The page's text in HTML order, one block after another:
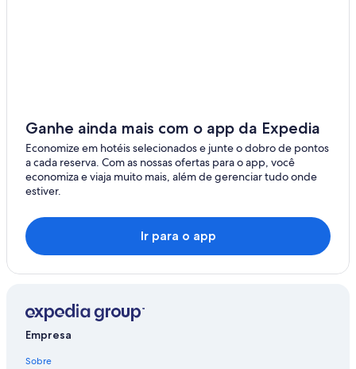
Ganhe ainda mais com o app da Expedia
Economize em hotéis selecionados e junte o dobro de pontos
a cada reserva. Com as nossas ofertas para o app, você
economiza e viaja muito mais, além de gerenciar tudo onde
estiver.
Ir para o app
Empresa
Sobre